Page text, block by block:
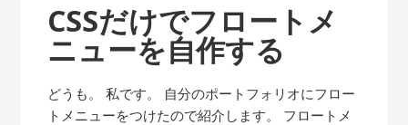
CSSだけでフロートメ
ニューを自作する
どうも。 私です。 自分のポートフォリオにフロー
トメニューをつけたので紹介します。 フロートメ